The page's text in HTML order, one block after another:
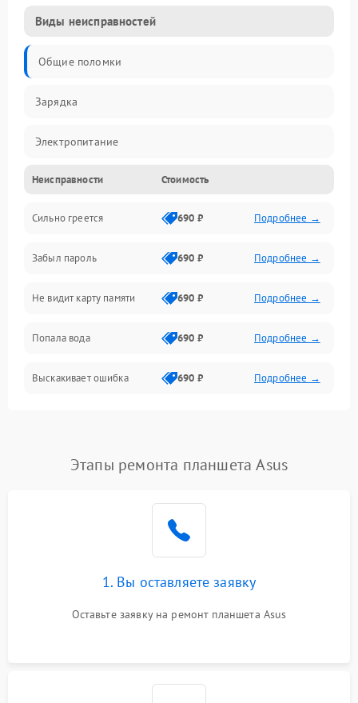
Виды неисправностей
Общие поломки
Зарядка
Электропитание
Экран и изображение
Дисплей
Экран (дисплей)
Связь
Разговор (микрофон, динамик)
Перегрев и нестабильная работа
Сеть и интернет
Память и данные
Режим работы
Неисправности Стоимость
Сильно греется 690 ₽ Подробнее →
Забыл пароль 690 ₽ Подробнее →
Не видит карту памяти 690 ₽ Подробнее →
Попала вода 690 ₽ Подробнее →
Выскакивает ошибка 690 ₽ Подробнее →
Этапы ремонта планшета Asus
1. Вы оставляете заявку
Оставьте заявку на ремонт планшета Asus